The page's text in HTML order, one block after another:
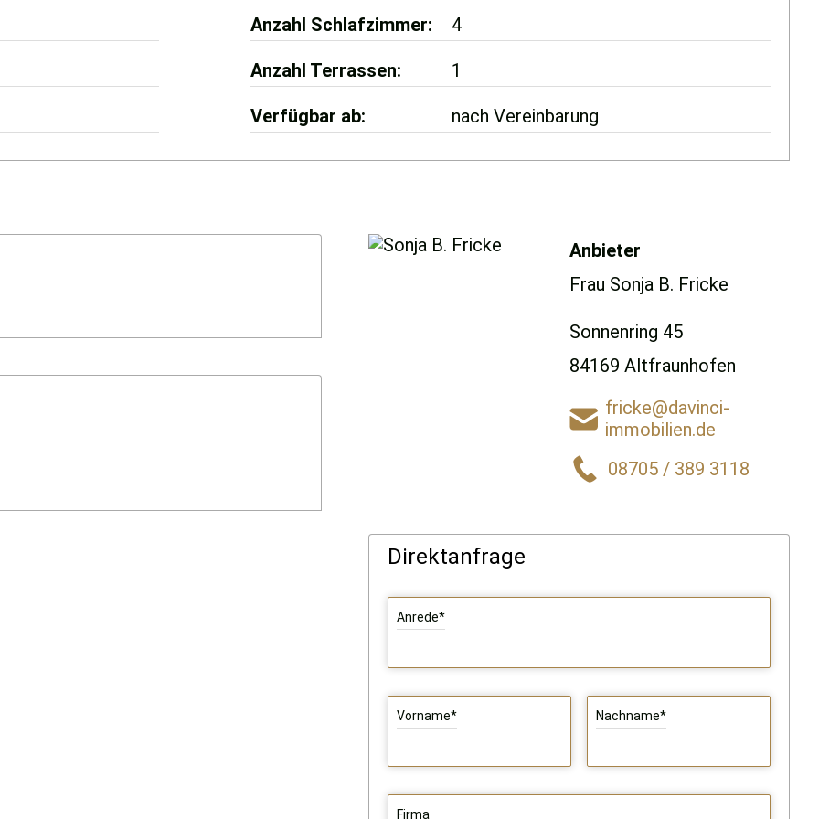
Anzahl Schlafzimmer 4
Anzahl Terrassen 1
Verfügbar ab nach Vereinbarung
Anbieter
Frau Sonja B. Fricke
Sonnenring 45
84169 Altfraunhofen
fricke@davinci-
immobilien.de
08705 / 389 3118
Direktanfrage
Anrede*
Vorname* Nachname*
Firma